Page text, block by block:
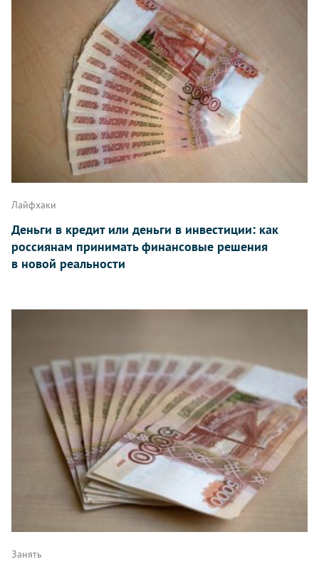
Лайфхаки
Деньги в кредит или деньги в инвестиции: как
россиянам принимать финансовые решения
в новой реальности
Занять